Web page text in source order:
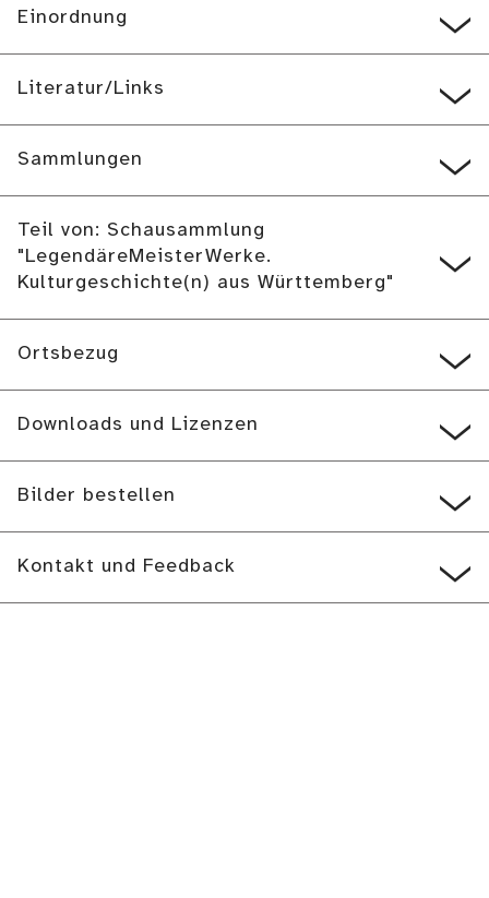
Einordnung
Literatur/Links
Sammlungen
Teil von: Schausammlung
"LegendäreMeisterWerke.
Kulturgeschichte(n) aus Württemberg"
Ortsbezug
Downloads und Lizenzen
Bilder bestellen
Kontakt und Feedback